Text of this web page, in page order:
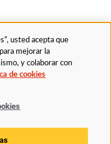
Accessibility
usted acepta que
mejorar la
y colaborar con
de cookies